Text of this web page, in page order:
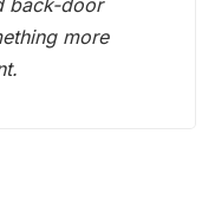
back-door
more